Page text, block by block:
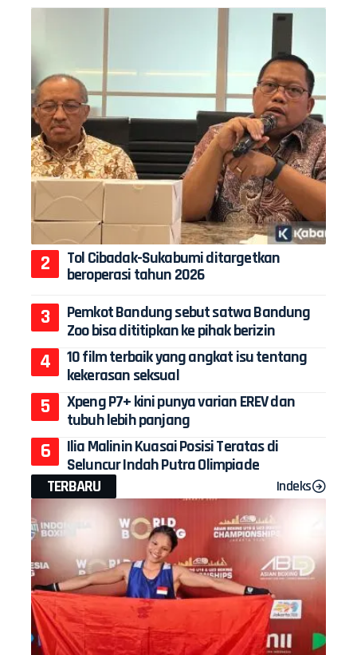
Tol Cibadak-Sukabumi ditargetkan
beroperasi tahun 2026
Pemkot Bandung sebut satwa Bandung
Zoo bisa dititipkan ke pihak berizin
10 film terbaik yang angkat isu tentang
kekerasan seksual
Xpeng P7+ kini punya varian EREV dan
tubuh lebih panjang
Ilia Malinin Kuasai Posisi Teratas di
Seluncur Indah Putra Olimpiade
TERBARU
Indeks